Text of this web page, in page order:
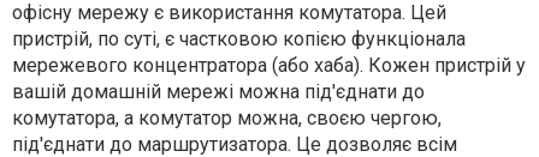
офісну мережу є використання комутатора. Цей
пристрій, по суті, є частковою копією функціонала
мережевого концентратора (або хаба). Кожен пристрій у
вашій домашній мережі можна під'єднати до
комутатора, а комутатор можна, своєю чергою,
під'єднати до маршрутизатора. Це дозволяє всім